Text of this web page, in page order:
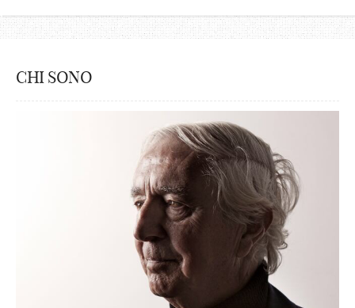
CHI SONO